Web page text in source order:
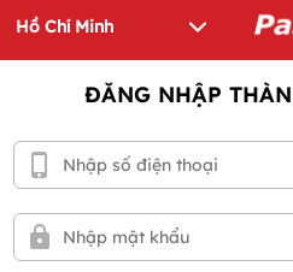
ĐĂNG NHẬP